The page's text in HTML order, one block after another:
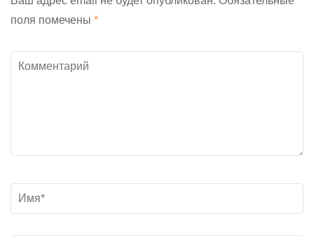
поля помечены *
Комментарий
Название